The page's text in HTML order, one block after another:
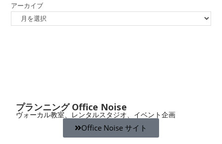
アーカイブ
プランニング Office Noise
ヴォーカル教室、レンタルスタジオ、イベント企画
Office Noise サイト